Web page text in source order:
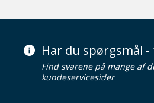
Har du spørgsmål
Find svarene på mange af
kundeservicesider